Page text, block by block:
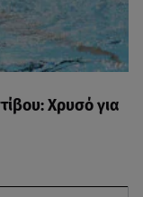
Χρυσό για